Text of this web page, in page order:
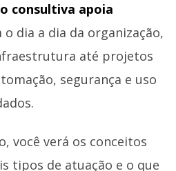
consultiva apoia
dia a dia da organização,
até projetos
segurança e uso
você verá os conceitos
tipos de atuação e o que